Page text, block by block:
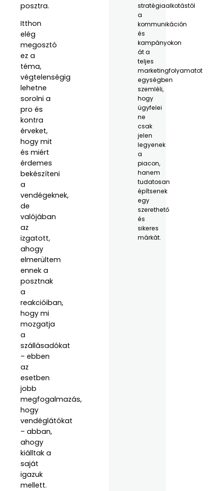
posztra.
Itthon
elég
megosztó
ez a
téma,
végtelenségig
lehetne
sorolni a
pro és
kontra
érveket,
hogy mit
és miért
érdemes
bekészíteni
a
vendégeknek,
de
valójában
az
izgatott,
ahogy
elmerültem
ennek a
posztnak
a
reakcióiban,
hogy mi
mozgatja
a
szállásadókat
– ebben
az
esetben
jobb
megfogalmazás,
hogy
vendéglátókat
– abban,
ahogy
kiálltak a
saját
igazuk
mellett.
stratégiaalkotástól
a
kommunikáción
és
kampányokon
át a
teljes
marketingfolyamatot
egységben
szemléli,
hogy
ügyfelei
ne
csak
jelen
legyenek
a
piacon,
hanem
tudatosan
építsenek
egy
szerethető
és
sikeres
márkát.